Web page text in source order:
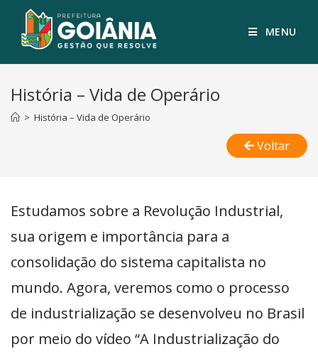
MENU
História – Vida de Operário
> História – Vida de Operário
Voltar
Estudamos sobre a Revolução Industrial,
sua origem e importância para a
consolidação do sistema capitalista no
mundo. Agora, veremos como o processo
de industrialização se desenvolveu no Brasil
por meio do vídeo “A Industrialização do